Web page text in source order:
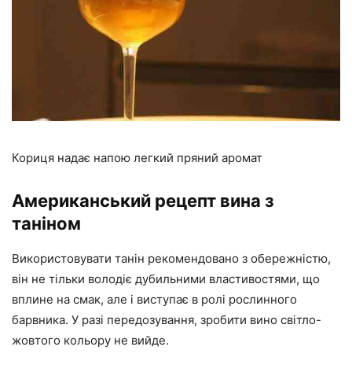
Кориця надає напою легкий пряний аромат
Американський рецепт вина з
таніном
Використовувати танін рекомендовано з обережністю,
він не тільки володіє дубильними властивостями, що
вплине на смак, але і виступає в ролі рослинного
барвника. У разі передозування, зробити вино світло-
жовтого кольору не вийде.